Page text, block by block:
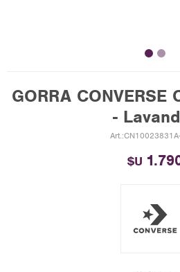
GORRA CONVERSE
-
$U